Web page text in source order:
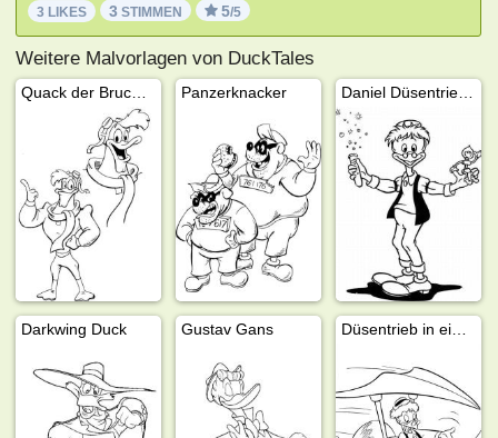
3 LIKES 3 STIMMEN 5/5
Weitere Malvorlagen von DuckTales
Panzerknacker
Darkwing Duck Gustav Gans